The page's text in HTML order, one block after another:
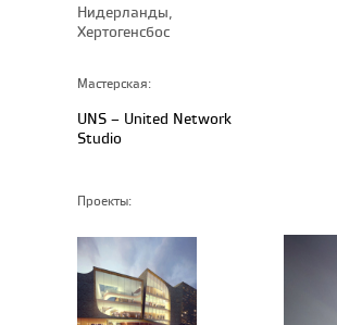
Нидерланды,
Хертогенсбос
Мастерская:
UNS – United Network
Studio
Проекты: